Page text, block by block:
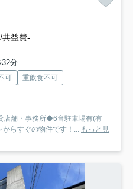
共益費-
分
可
重飲食不可
舗・事務所◆6台駐車場有(有
らすぐの物件です！...
もっと見